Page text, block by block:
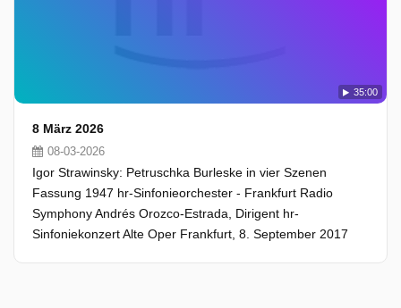
35:00
8 März 2026
08-03-2026
Igor Strawinsky: Petruschka Burleske in vier Szenen
Fassung 1947 hr-Sinfonieorchester - Frankfurt Radio
Symphony Andrés Orozco-Estrada, Dirigent hr-
Sinfoniekonzert Alte Oper Frankfurt, 8. September 2017